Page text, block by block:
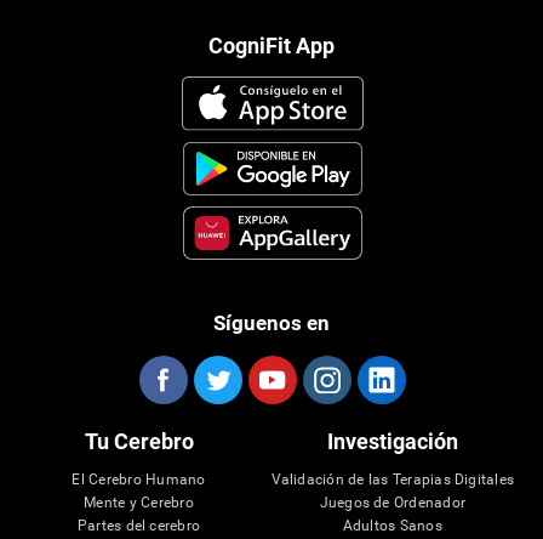
CogniFit App
Síguenos en
Tu Cerebro
El Cerebro Humano
Mente y Cerebro
Partes del cerebro
Investigación
Validación de las Terapias Digitales
Juegos de Ordenador
Adultos Sanos